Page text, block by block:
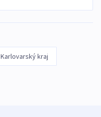
Karlovarský kraj